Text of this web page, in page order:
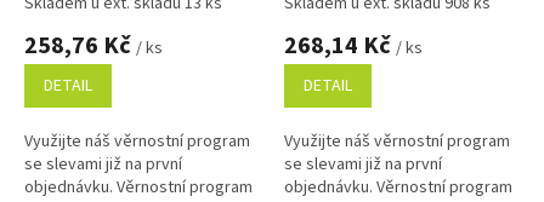
258,76 Kč / ks
DETAIL
Využijte náš věrnostní program
se slevami již na první
objednávku. Věrnostní program
268,14 Kč / ks
DETAIL
Využijte náš věrnostní program
se slevami již na první
objednávku. Věrnostní program